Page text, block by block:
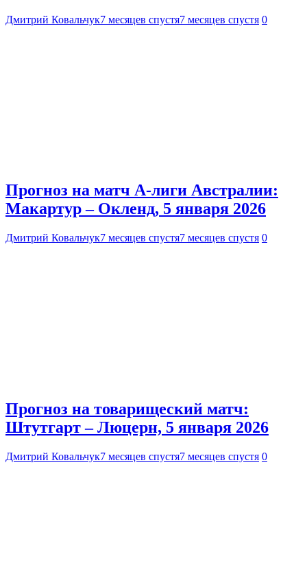
Дмитрий Ковальчук7 месяцев спустя7 месяцев спустя 0
Прогноз на матч А-лиги Австралии:
Макартур – Окленд, 5 января 2026
Дмитрий Ковальчук7 месяцев спустя7 месяцев спустя 0
Прогноз на товарищеский матч:
Штутгарт – Люцерн, 5 января 2026
Дмитрий Ковальчук7 месяцев спустя7 месяцев спустя 0